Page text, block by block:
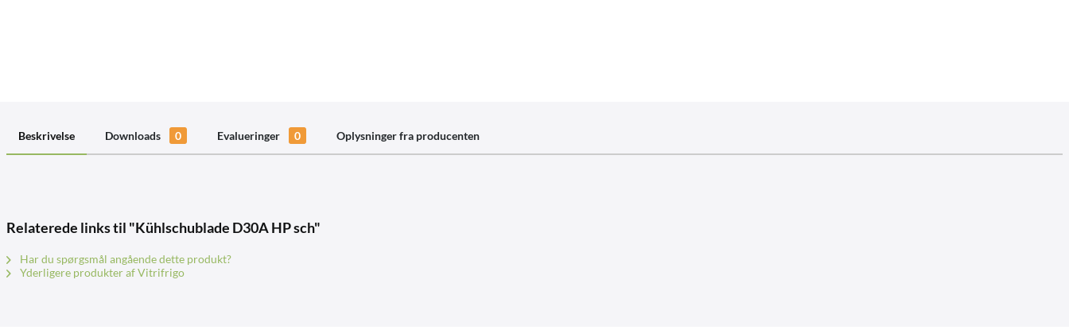
Beskrivelse Downloads 0 Evalueringer 0 Oplysninger fra producenten
Relaterede links til "Kühlschublade D30A HP sch"
Har du spørgsmål angående dette produkt?
Yderligere produkter af Vitrifrigo